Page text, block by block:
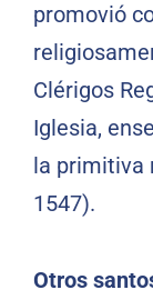
promovió
Clérigos
Iglesia,
la primitiva
1547).
Otros